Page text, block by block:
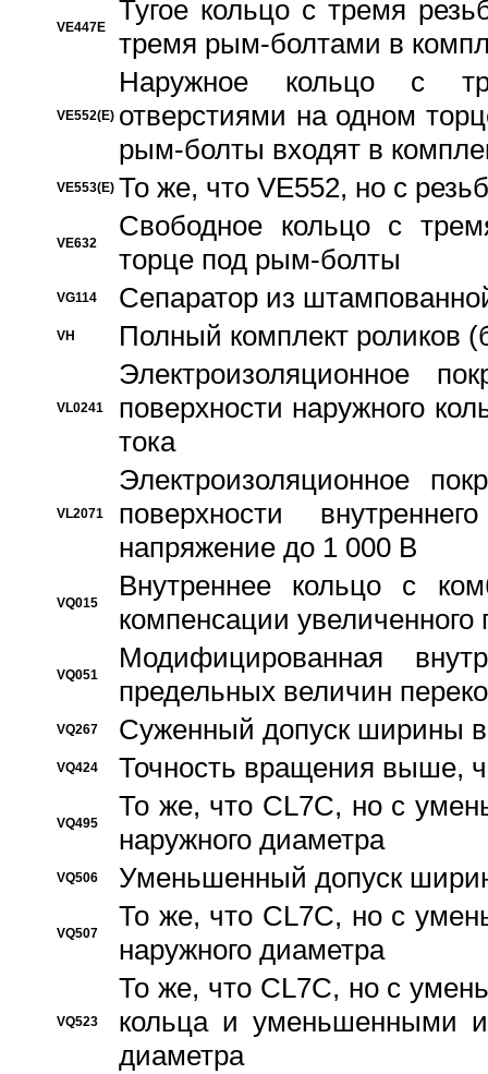
VE447E
Тугое кольцо с тремя
тремя рым-болтами в
VE552(E)
Наружное кольцо с
отверстиями на одном
рым-болты входят в
VE553(E) То же, что VE552, но с
VE632
Свободное кольцо с
торце под рым-болты
VG114 Сепаратор из
VH Полный комплект роликов
VL0241
Электроизоляционное
поверхности наружного
тока
VL2071
Электроизоляционное
поверхности
напряжение до 1 000 В
VQ015
Bнутреннее кольцо с
компенсации увеличенного
VQ051
Модифицированная
предельных величин
VQ267 Суженный допуск ширины
VQ424 Точность вращения выше,
VQ495
То же, что CL7C, но с
наружного диаметра
VQ506 Уменьшенный допуск
VQ507
То же, что CL7C, но с
наружного диаметра
VQ523
То же, что CL7C, но с
кольца и уменьшенными
диаметра